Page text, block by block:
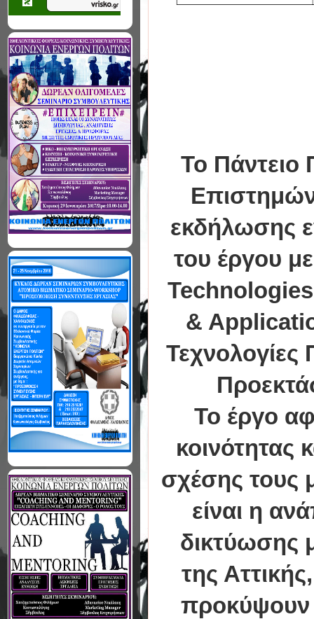
Το Πάντειο
εκδήλωσης
του έργου
&
Τεχνολογίες
Το έργο
κοινότητας
σχέσης τους
είναι η
δικτύωσης
της
προκύψουν